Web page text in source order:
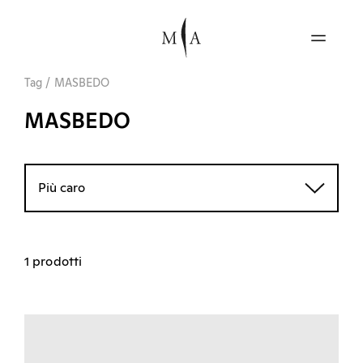
Tag / MASBEDO
MASBEDO
Più caro
1 prodotti